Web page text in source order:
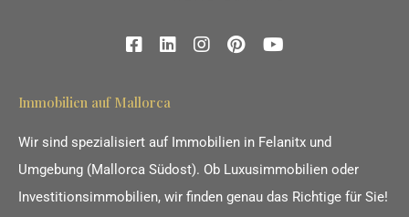
Immobilien auf Mallorca
Wir sind spezialisiert auf Immobilien in Felanitx und
Umgebung (Mallorca Südost). Ob Luxusimmobilien oder
Investitionsimmobilien, wir finden genau das Richtige für Sie!